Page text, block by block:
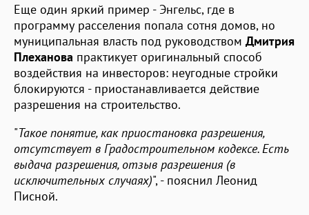
Еще один яркий пример - Энгельс, где в
программу расселения попала сотня домов, но
муниципальная власть под руководством Дмитрия
Плеханова практикует оригинальный способ
воздействия на инвесторов: неугодные стройки
блокируются - приостанавливается действие
разрешения на строительство.
"Такое понятие, как приостановка разрешения,
отсутствует в Градостроительном кодексе. Есть
выдача разрешения, отзыв разрешения (в
исключительных случаях)", - пояснил Леонид
Писной.